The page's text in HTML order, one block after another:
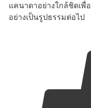
แคนาดาอย่างใกล้ชิดเ
อย่างเป็นรูปธรรมต่อไป